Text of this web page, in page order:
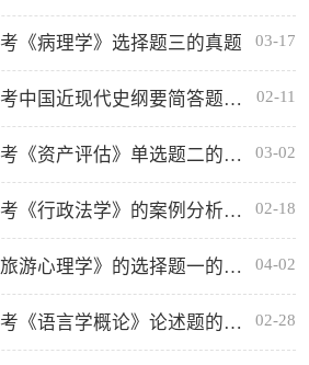
《病理学》选择题三的真题 03-17
全国2021年10月自考中国近现代史纲要简答题的真题及答案 02-11
全国2021年10月自考《资产评估》单选题二的真题 03-02
全国2021年10月自考《行政法学》的案例分析题的真题及答案 02-18
2021年10月自考《旅游心理学》的选择题一的真题 04-02
全国2021年10月自考《语言学概论》论述题的真题及答案 02-28